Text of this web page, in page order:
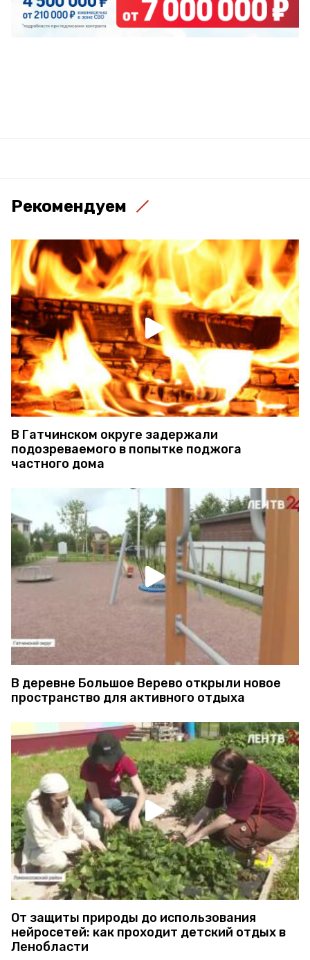
Рекомендуем
В Гатчинском округе задержали
подозреваемого в попытке поджога
частного дома
В деревне Большое Верево открыли новое
пространство для активного отдыха
От защиты природы до использования
нейросетей: как проходит детский отдых в
Ленобласти